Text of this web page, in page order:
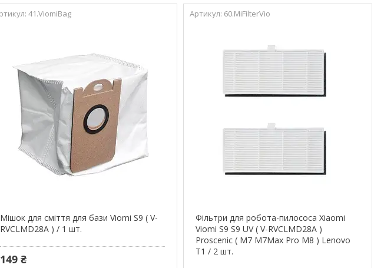
41.ViomiBag
Мішок для сміття для бази Viomi S9 ( V-
RVCLMD28A ) / 1 шт.
149 ₴
60.MiFilterVio
Фільтри для робота-пилососа Xiaomi
Viomi S9 S9 UV ( V-RVCLMD28A )
Proscenic ( M7 M7Max Pro M8 ) Lenovo
T1 / 2 шт.